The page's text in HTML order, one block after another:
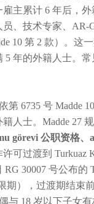
主累计 6 年后，外
、技术专家、AR-
10 第 2 款）。
年的外籍人士。
第 6735 号
人士。Madde 27
görevi 公职资格、
可过渡到 Turkuaz
RG 30007 号公布
期），过渡期结束
与 18 岁以下子女